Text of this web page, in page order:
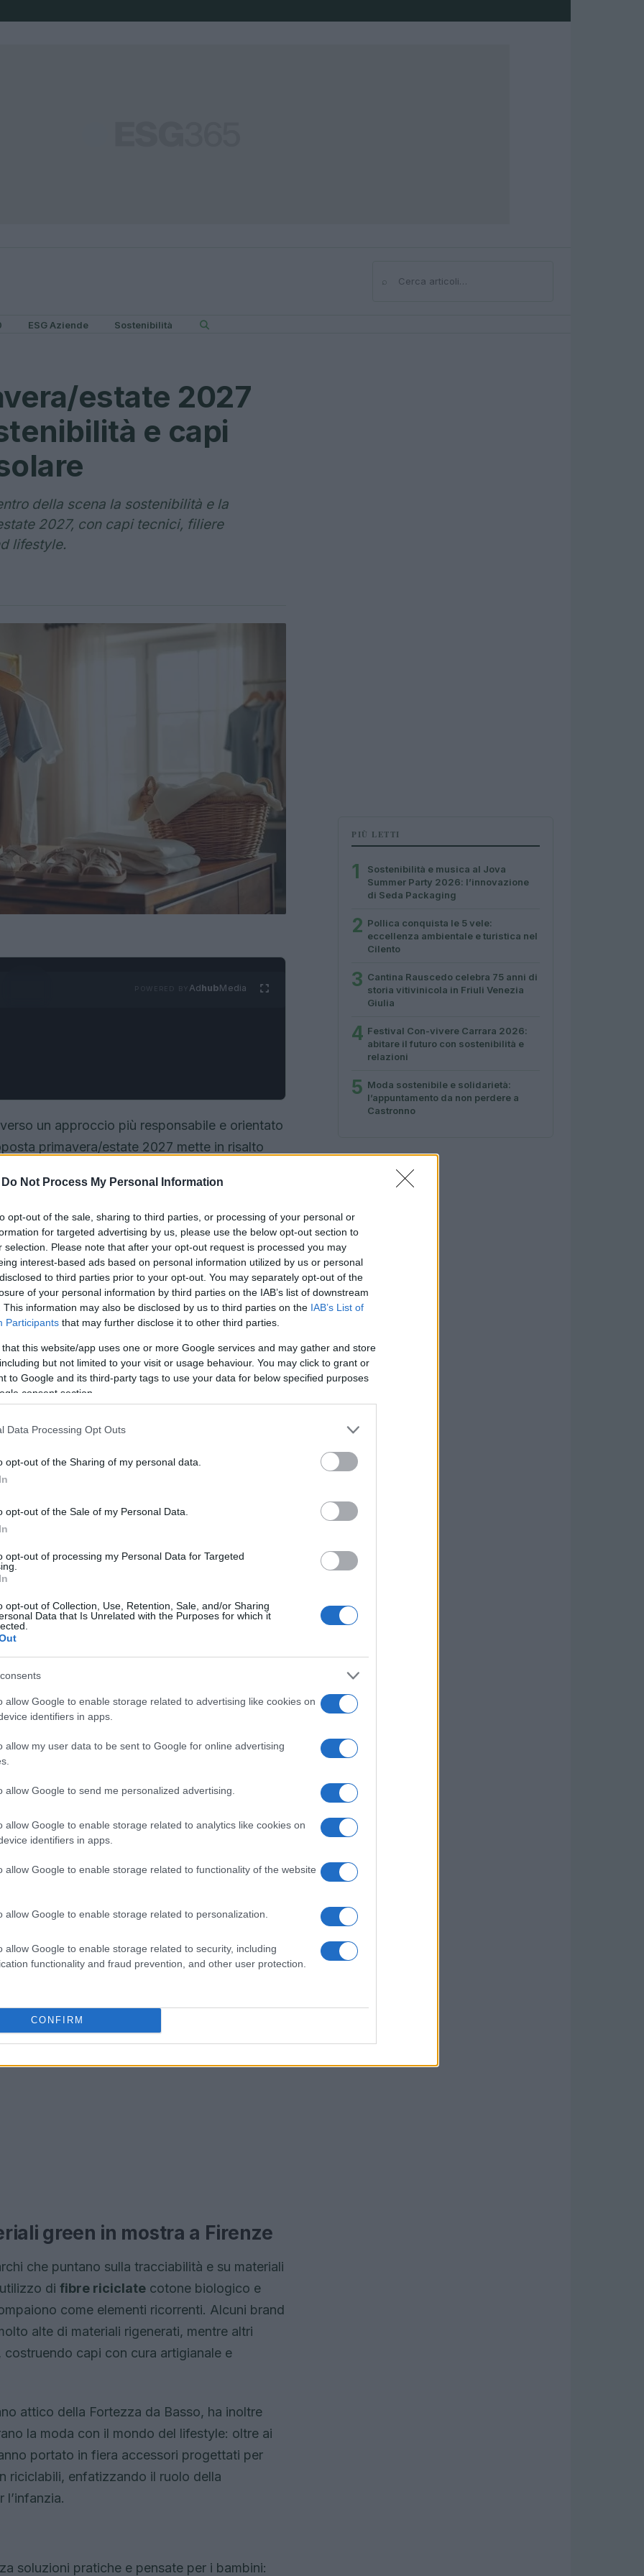
Do Not Process My Personal Information
opt-out of the sale, sharing to third parties, or processing of your personal or
for targeted advertising by us, please use the below opt-out section to
selection. Please note that after your opt-out request is processed you may
interest-based ads based on personal information utilized by us or personal
to third parties prior to your opt-out. You may separately opt-out of the
of your personal information by third parties on the IAB’s list of downstream
This information may also be disclosed by us to third parties on the IAB’s List of
Participants that may further disclose it to other third parties.
that this website/app uses one or more Google services and may gather and store
but not limited to your visit or usage behaviour. You may click to grant or
to Google and its third-party tags to use your data for below specified purposes
consent section.
Data Processing Opt Outs
opt-out of the Sharing of my personal data.
opt-out of the Sale of my Personal Data.
opt-out of processing my Personal Data for Targeted
opt-out of Collection, Use, Retention, Sale, and/or Sharing
Data that Is Unrelated with the Purposes for which it
allow Google to enable storage related to advertising like cookies on
identifiers in apps.
allow my user data to be sent to Google for online advertising
allow Google to send me personalized advertising.
allow Google to enable storage related to analytics like cookies on
identifiers in apps.
allow Google to enable storage related to functionality of the website
allow Google to enable storage related to personalization.
allow Google to enable storage related to security, including
functionality and fraud prevention, and other user protection.
CONFIRM
⌕Cerca
ESG Aziende Sostenibilità
estate 2027
e capi
della scena la sostenibilità e la
2027, con capi tecnici, filiere
lifestyle.
AdhubMedia
un approccio più responsabile e orientato
primavera/estate 2027 mette in risalto
e con stile. I designer hanno
tessuti performantilinee semplici
che dominano la presentazione: da un
e negli accessori. Il salone si è concentrato su
innovativi, mantenendo però un
infantile.
tecnici per la moda mare
sono i
Upf50+
. Questi capi, disponibili sia in
e altri tessuti tecnici pensati per resistere al
i giochi in acqua. La riscoperta della
la moda mare infantile come una
dettaglio estetico: per le famiglie la possibilità
più a lungo è un elemento decisivo
proposta che mette insiemesicurezzae
orpelli eccessivi, pensati per facilitare i
green in mostra a Firenze
che puntano sulla tracciabilità e su materiali
di fibre riciclate cotone biologico e
come elementi ricorrenti. Alcuni brand
alte di materiali rigenerati, mentre altri
capi con cura artigianale e
attico della Fortezza da Basso, ha inoltre
la moda con il mondo del lifestyle: oltre ai
portato in fiera accessori progettati per
riciclabili, enfatizzando il ruolo della
soluzioni pratiche e pensate per i bambini:
PIÙ LETTI
1
Sostenibilità e musica al Jova
Summer Party 2026: l’innovazione
di Seda Packaging
2 Pollica conquista le 5 vele:
eccellenza ambientale e turistica nel
Cilento
3 Cantina Rauscedo celebra 75 anni di
storia vitivinicola in Friuli Venezia
Giulia
4 Festival Con-vivere Carrara 2026:
abitare il futuro con sostenibilità e
relazioni
5 Moda sostenibile e solidarietà:
l’appuntamento da non perdere a
Castronno